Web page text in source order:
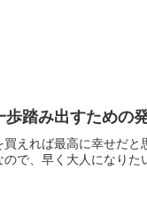
歩踏み出すための
えれば最高に幸せだ
で、早く大人になり